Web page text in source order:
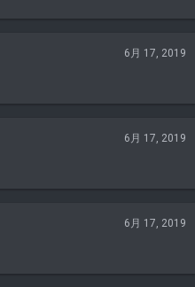
6月 17, 2019
6月 17, 2019
6月 17, 2019